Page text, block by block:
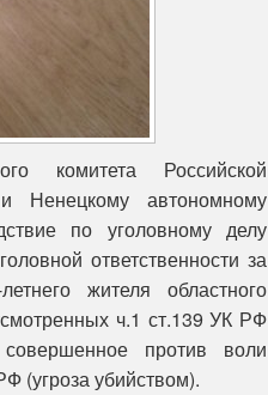
комитета Российской
Ненецкому автономному
по уголовному делу
ответственности за
жителя областного
ч.1 ст.139 УК РФ
против воли
(угроза убийством).